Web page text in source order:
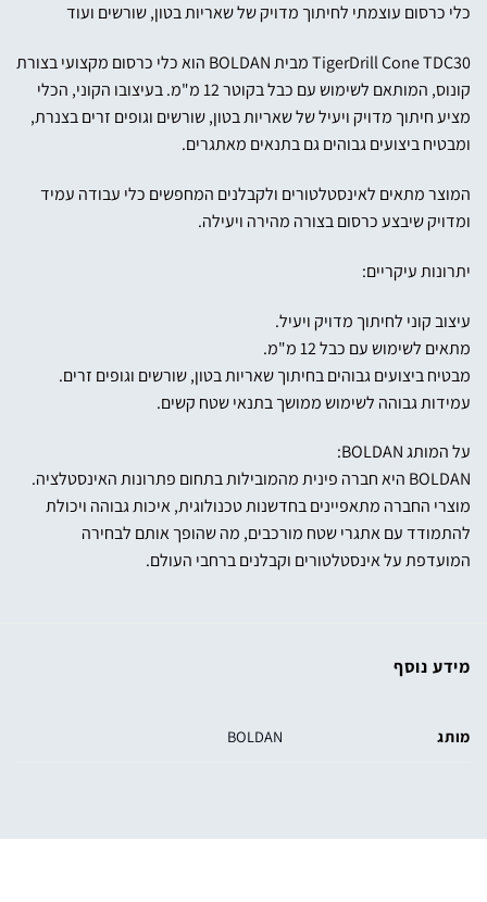
כלי כרסום עוצמתי לחיתוך מדויק של שאריות בטון, שורשים ועוד
TigerDrill Cone TDC30 מבית BOLDAN הוא כלי כרסום מקצועי בצורת
קונוס, המותאם לשימוש עם כבל בקוטר 12 מ"מ. בעיצובו הקוני, הכלי
מציע חיתוך מדויק ויעיל של שאריות בטון, שורשים וגופים זרים בצנרת,
ומבטיח ביצועים גבוהים גם בתנאים מאתגרים.
המוצר מתאים לאינסטלטורים ולקבלנים המחפשים כלי עבודה עמיד
ומדויק שיבצע כרסום בצורה מהירה ויעילה.
יתרונות עיקריים:
עיצוב קוני לחיתוך מדויק ויעיל.
מתאים לשימוש עם כבל 12 מ"מ.
מבטיח ביצועים גבוהים בחיתוך שאריות בטון, שורשים וגופים זרים.
עמידות גבוהה לשימוש ממושך בתנאי שטח קשים.
על המותג BOLDAN:
BOLDAN היא חברה פינית מהמובילות בתחום פתרונות האינסטלציה.
מוצרי החברה מתאפיינים בחדשנות טכנולוגית, איכות גבוהה ויכולת
להתמודד עם אתגרי שטח מורכבים, מה שהופך אותם לבחירה
המועדפת על אינסטלטורים וקבלנים ברחבי העולם.
מידע נוסף
מותג BOLDAN